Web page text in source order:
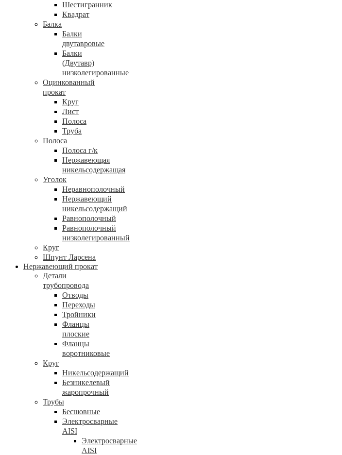
Шестигранник
Квадрат
Балка
Балки
двутавровые
Балки
(Двутавр)
низколегированные
Оцинкованный
прокат
Круг
Лист
Полоса
Труба
Полоса
Полоса г/к
Нержавеющая
никельсодержащая
Уголок
Неравнополочный
Нержавеющий
никельсодержащий
Равнополочный
Равнополочный
низколегированный
Круг
Шпунт Ларсена
Нержавеющий прокат
Детали
трубопровода
Отводы
Переходы
Тройники
Фланцы
плоские
Фланцы
воротниковые
Круг
Никельсодержащий
Безникелевый
жаропрочный
Трубы
Бесшовные
Электросварные
AISI
Электросварные
AISI